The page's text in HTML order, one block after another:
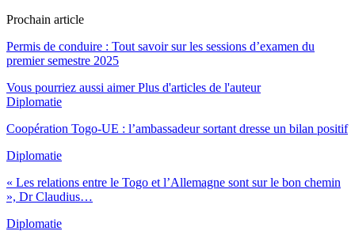
Prochain article
Permis de conduire : Tout savoir sur les sessions d’examen du
premier semestre 2025
Vous pourriez aussi aimer Plus d'articles de l'auteur
Diplomatie
Coopération Togo-UE : l’ambassadeur sortant dresse un bilan positif
Diplomatie
« Les relations entre le Togo et l’Allemagne sont sur le bon chemin
», Dr Claudius…
Diplomatie